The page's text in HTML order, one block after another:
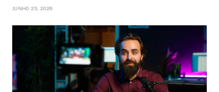
JUNHO 25, 2026